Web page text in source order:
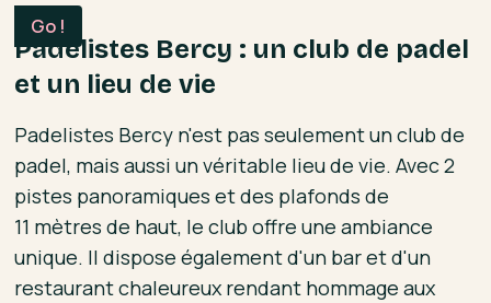
Padelistes Bercy : un club de padel
et un lieu de vie
Padelistes Bercy n'est pas seulement un club de
padel, mais aussi un véritable lieu de vie. Avec 2
pistes panoramiques et des plafonds de
11 mètres de haut, le club offre une ambiance
unique. Il dispose également d'un bar et d'un
restaurant chaleureux rendant hommage aux